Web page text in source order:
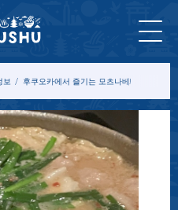
보 후쿠오카에서 즐기는 모츠나베!
입장
권